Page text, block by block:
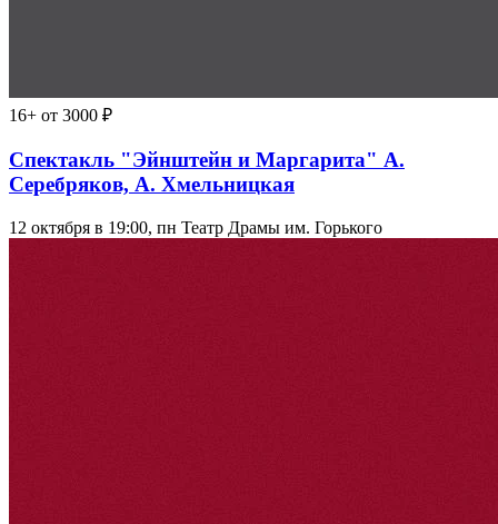
16+ от 3000 ₽
Спектакль "Эйнштейн и Маргарита" А.
Серебряков, А. Хмельницкая
12 октября в 19:00, пн Театр Драмы им. Горького